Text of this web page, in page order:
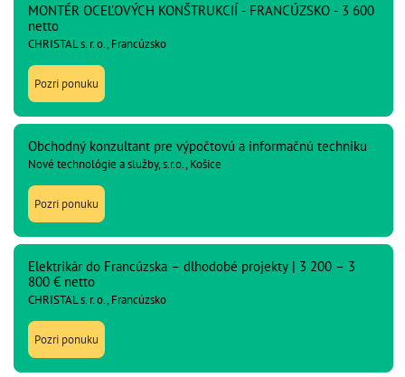
MONTÉR OCEĽOVÝCH KONŠTRUKCIÍ - FRANCÚZSKO - 3 600
netto
CHRISTAL s. r. o., Francúzsko
Pozri ponuku
Obchodný konzultant pre výpočtovú a informačnú techniku
Nové technológie a služby, s.r.o., Košice
Pozri ponuku
Elektrikár do Francúzska – dlhodobé projekty | 3 200 – 3
800 € netto
CHRISTAL s. r. o., Francúzsko
Pozri ponuku